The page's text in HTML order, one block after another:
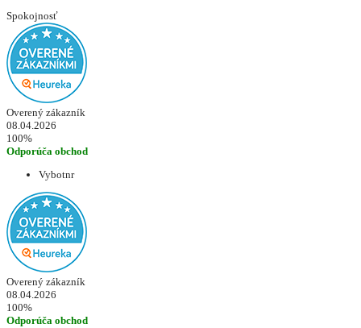
Spokojnosť
Overený zákazník
08.04.2026
100%
Odporúča obchod
Vybotnr
Overený zákazník
08.04.2026
100%
Odporúča obchod